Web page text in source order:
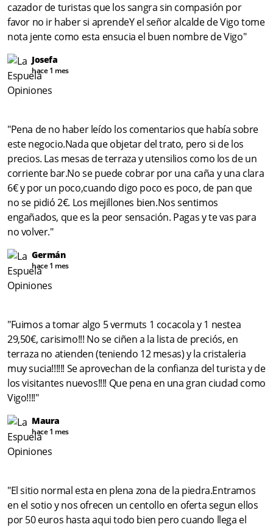
cazador de turistas que los sangra sin compasión por
favor no ir haber si aprendeY el señor alcalde de Vigo tome
nota jente como esta ensucia el buen nombre de Vigo"
Josefa
hace 1 mes
"Pena de no haber leído los comentarios que había sobre
este negocio.Nada que objetar del trato, pero si de los
precios. Las mesas de terraza y utensilios como los de un
corriente bar.No se puede cobrar por una caña y una clara
6€ y por un poco,cuando digo poco es poco, de pan que
no se pidió 2€. Los mejillones bien.Nos sentimos
engañados, que es la peor sensación. Pagas y te vas para
no volver."
Germán
hace 1 mes
"Fuimos a tomar algo 5 vermuts 1 cocacola y 1 nestea
29,50€, carisimo!!! No se ciñen a la lista de preciós, en
terraza no atienden (teniendo 12 mesas) y la cristaleria
muy sucia!!!!!! Se aprovechan de la confianza del turista y de
los visitantes nuevos!!!! Que pena en una gran ciudad como
Vigo!!!!"
Maura
hace 1 mes
"El sitio normal esta en plena zona de la piedra.Entramos
en el sotio y nos ofrecen un centollo en oferta segun ellos
por 50 euros hasta aqui todo bien pero cuando llega el